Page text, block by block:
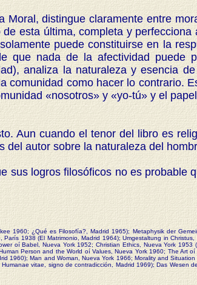
distingue claramente entre
esta última, completa y perfecciona
puede constituirse en la
que nada de la afectividad puede
analiza la naturaleza y esencia
comunidad como hacer lo contrario.
«nosotros» y «yo-tú» y el
Aun cuando el tenor del libro es
del autor sobre la naturaleza del
logros filosóficos no es probable
1960; ¿Qué es Filosofía?, Madrid 1965); Metaphysik der
1938 (El Matrimonio, Madrid 1964); Umgestaltung in Christus,
oí Babel, Nueva York 1952; Christian Ethics, Nueva York 1953
Person and the World oí Values, Nueva York 1960; The Art
1960); Man and Woman, Nueva York 1966; Morality and
vitae, signo de contradicción, Madrid 1969); Das Wesen